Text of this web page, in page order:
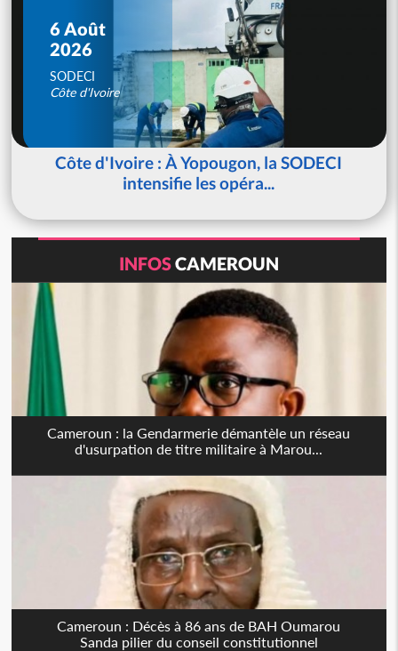
6 Août
2026
SODECI
Côte d'Ivoire
Côte d'Ivoire : À Yopougon, la SODECI
intensifie les opéra...
INFOSCAMEROUN
Cameroun : la Gendarmerie démantèle un réseau
d'usurpation de titre militaire à Marou...
Cameroun : Décès à 86 ans de BAH Oumarou
Sanda pilier du conseil constitutionnel